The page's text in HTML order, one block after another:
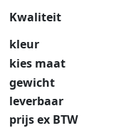
Kwaliteit
kleur
kies maat
gewicht
leverbaar
prijs ex BTW